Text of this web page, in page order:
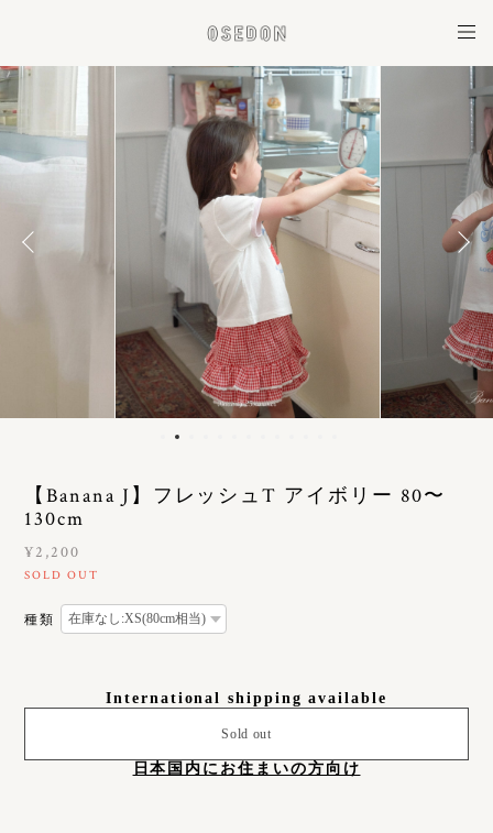
【Banana J】フレッシュT アイボリー 80〜
130cm
¥2,200
SOLD OUT
種類
International shipping available
Sold out
日本国内にお住まいの方向け